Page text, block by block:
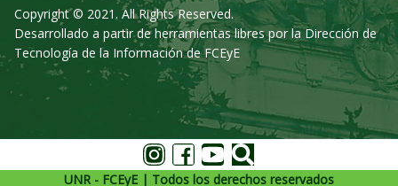
Copyright © 2021. All Rights Reserved.
Desarrollado a partir de herramientas libres por la Dirección de
Tecnología de la Información de FCEyE
UNR - FCEyE | Todos los derechos reservados